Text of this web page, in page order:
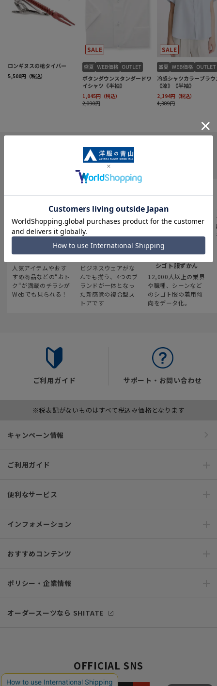
INFORMATION
最新のお買い得情報
人気アイテムやおす
すめ商品などの“おト
ク“が満載のチラシが
Webでも見られる！
スーツスクエア
ビジネスウェアがな
んでも揃う、4つのブ
ランドが一体となっ
た新感覚の複合型ス
トアです
みんなの
シゴト服ずかん
12,000人以上の業界
や職種、シーンなど
のシゴト服の着用傾
向をデータ化。
ご利用ガイド サポート・お問い合わせ
※税表記がないものはすべて税込み価格となります
キャンペーン情報
ご利用ガイド
便利なサービス
インフォメーション
おすすめコンテンツ
ポリシー・企業情報
オーダースーツなら SHITATE
OFFICIAL SNS